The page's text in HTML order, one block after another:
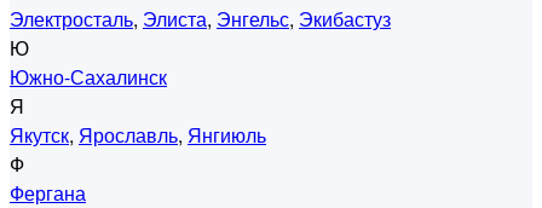
Электросталь, Элиста, Энгельс, Экибастуз
Ю
Южно-Сахалинск
Я
Якутск, Ярославль, Янгиюль
Ф
Фергана